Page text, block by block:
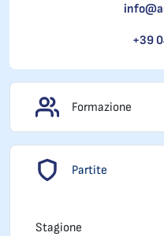
+39
Formazione
Partite
Stagione